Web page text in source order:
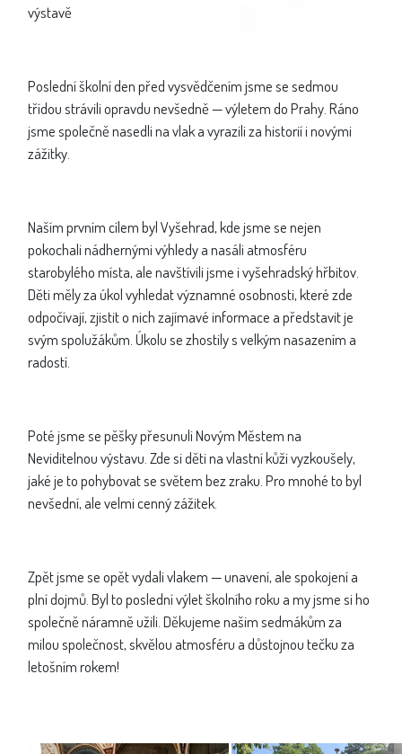
výstavě
Poslední školní den před vysvědčením jsme se sedmou
třídou strávili opravdu nevšedně — výletem do Prahy. Ráno
jsme společně nasedli na vlak a vyrazili za historií i novými
zážitky.
Naším prvním cílem byl Vyšehrad, kde jsme se nejen
pokochali nádhernými výhledy a nasáli atmosféru
starobylého místa, ale navštívili jsme i vyšehradský hřbitov.
Děti měly za úkol vyhledat významné osobnosti, které zde
odpočívají, zjistit o nich zajímavé informace a představit je
svým spolužákům. Úkolu se zhostily s velkým nasazením a
radostí.
Poté jsme se pěšky přesunuli Novým Městem na
Neviditelnou výstavu. Zde si děti na vlastní kůži vyzkoušely,
jaké je to pohybovat se světem bez zraku. Pro mnohé to byl
nevšední, ale velmi cenný zážitek.
Zpět jsme se opět vydali vlakem — unavení, ale spokojení a
plní dojmů. Byl to poslední výlet školního roku a my jsme si ho
společně náramně užili. Děkujeme našim sedmákům za
milou společnost, skvělou atmosféru a důstojnou tečku za
letošním rokem!